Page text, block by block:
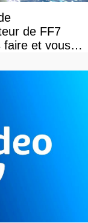
de FF7
faire et vous